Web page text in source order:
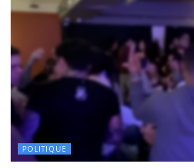
POLITIQUE